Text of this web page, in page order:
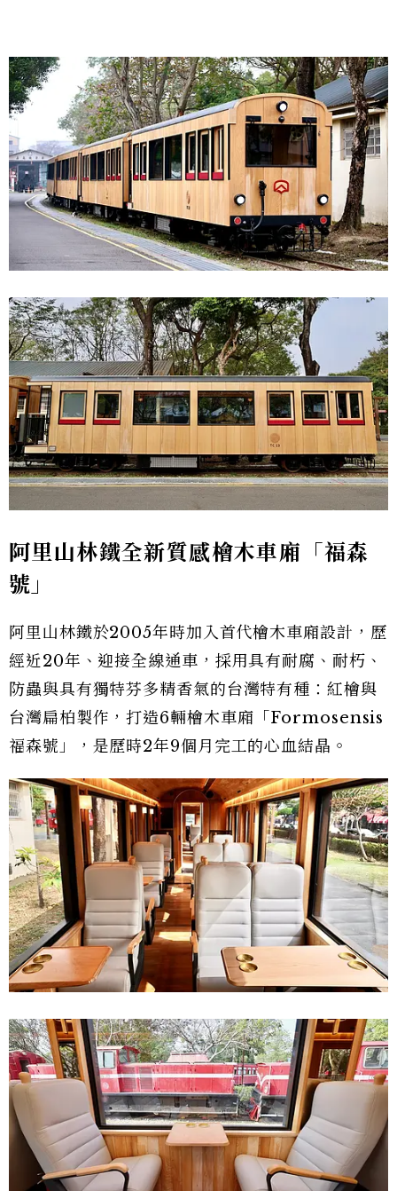
阿里山林鐵全新質感檜木車廂「福森
號」
阿里山林鐵於2005年時加入首代檜木車廂設計，歷
經近20年、迎接全線通車，採用具有耐腐、耐朽、
防蟲與具有獨特芬多精香氣的台灣特有種：紅檜與
台灣扁柏製作，打造6輛檜木車廂「Formosensis
福森號」，是歷時2年9個月完工的心血結晶。